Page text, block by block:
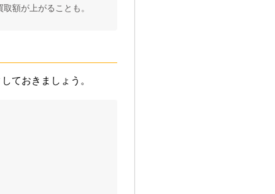
額が上がることも。
ておきましょう。